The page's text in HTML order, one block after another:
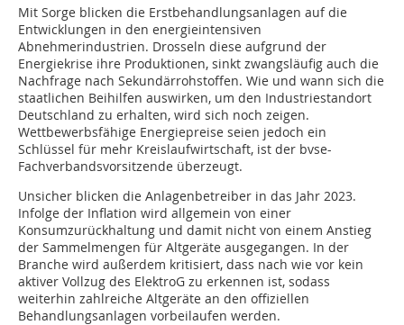
Mit Sorge blicken die Erstbehandlungsanlagen auf die
Entwicklungen in den energieintensiven
Abnehmerindustrien. Drosseln diese aufgrund der
Energiekrise ihre Produktionen, sinkt zwangsläufig auch die
Nachfrage nach Sekundärrohstoffen. Wie und wann sich die
staatlichen Beihilfen auswirken, um den Industriestandort
Deutschland zu erhalten, wird sich noch zeigen.
Wettbewerbsfähige Energiepreise seien jedoch ein
Schlüssel für mehr Kreislaufwirtschaft, ist der bvse-
Fachverbandsvorsitzende überzeugt.
Unsicher blicken die Anlagenbetreiber in das Jahr 2023.
Infolge der Inflation wird allgemein von einer
Konsumzurückhaltung und damit nicht von einem Anstieg
der Sammelmengen für Altgeräte ausgegangen. In der
Branche wird außerdem kritisiert, dass nach wie vor kein
aktiver Vollzug des ElektroG zu erkennen ist, sodass
weiterhin zahlreiche Altgeräte an den offiziellen
Behandlungsanlagen vorbeilaufen werden.